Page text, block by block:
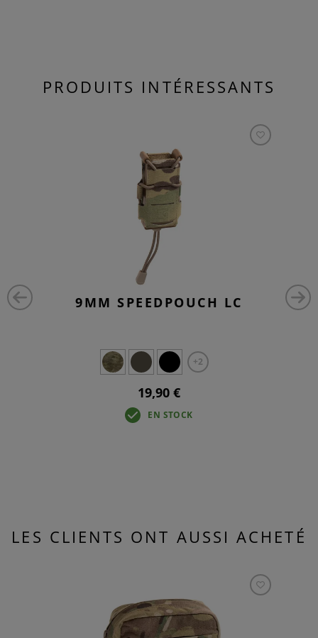
PRODUITS INTÉRESSANTS
9MM SPEEDPOUCH LC
+2
19,90 €
EN STOCK
LES CLIENTS ONT AUSSI ACHETÉ